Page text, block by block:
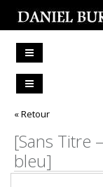
« Retour
[Sans Titre
bleu]